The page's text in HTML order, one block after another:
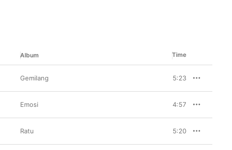
Album Time
Gemilang 5:23
Emosi 4:57
Ratu 5:20